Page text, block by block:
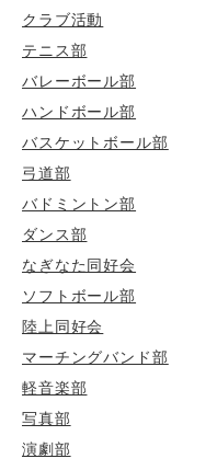
クラブ活動
テニス部
バレーボール部
ハンドボール部
バスケットボール部
弓道部
バドミントン部
ダンス部
なぎなた同好会
ソフトボール部
陸上同好会
マーチングバンド部
軽音楽部
写真部
演劇部